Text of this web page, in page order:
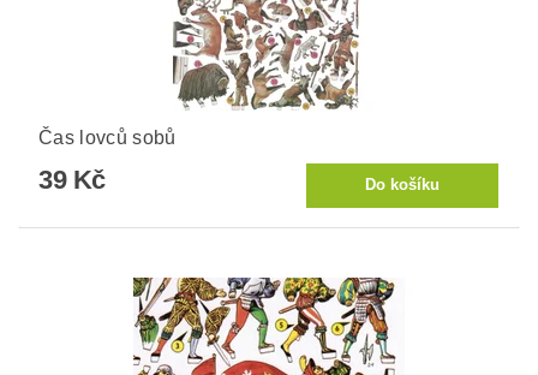
Čas lovců sobů
39 Kč